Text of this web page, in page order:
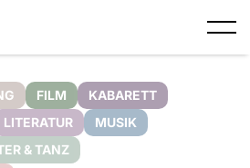
FILM
KABARETT
LITERATUR
MUSIK
& TANZ